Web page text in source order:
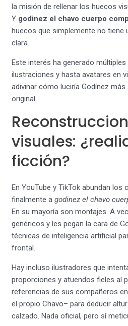
la misión de rellenar los huecos
Y godinez el chavo cuerpo
huecos que simplemente no tiene
clara.
Este interés ha generado
ilustraciones y hasta avatares en
adivinar cómo luciría Godínez
original.
visuales:
ficción?
En YouTube y TikTok abundan los
finalmente agodinez el chavo
En su mayoría son montajes. A
genéricos y les pegan la cara de
técnicas de inteligencia artificial
frontal.
Hay incluso ilustradores que
proporciones y atuendos fieles al
referencias de sus compañeros
el propio Chavo– para deducir
calzado. Nada oficial, pero sí